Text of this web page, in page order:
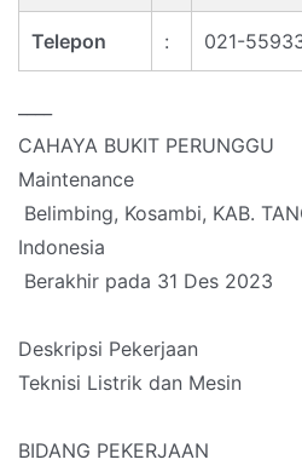
Telepon : 021-
CAHAYA BUKIT PERUNGGU
Maintenance
Belimbing, Kosambi, KAB.
Indonesia
Berakhir pada 31 Des 2023
Deskripsi Pekerjaan
Teknisi Listrik dan Mesin
BIDANG PEKERJAAN